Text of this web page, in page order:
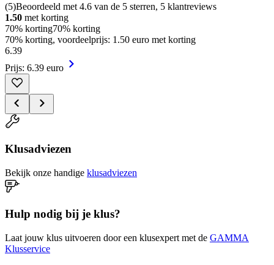
(5)Beoordeeld met 4.6 van de 5 sterren, 5 klantreviews
1.50 met korting
70% korting70% korting
70% korting, voordeelprijs: 1.50 euro met korting
6.39
Prijs: 6.39 euro
Klusadviezen
Bekijk onze handige klusadviezen
Hulp nodig bij je klus?
Laat jouw klus uitvoeren door een klusexpert met de GAMMA
Klusservice